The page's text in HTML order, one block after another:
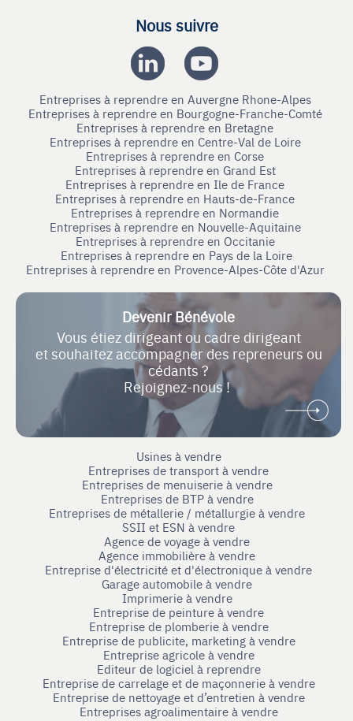
Nous suivre
Entreprises à reprendre en Auvergne Rhone-Alpes
Entreprises à reprendre en Bourgogne-Franche-Comté
Entreprises à reprendre en Bretagne
Entreprises à reprendre en Centre-Val de Loire
Entreprises à reprendre en Corse
Entreprises à reprendre en Grand Est
Entreprises à reprendre en Ile de France
Entreprises à reprendre en Hauts-de-France
Entreprises à reprendre en Normandie
Entreprises à reprendre en Nouvelle-Aquitaine
Entreprises à reprendre en Occitanie
Entreprises à reprendre en Pays de la Loire
Entreprises à reprendre en Provence-Alpes-Côte d'Azur
Devenir Bénévole
Vous étiez dirigeant ou cadre dirigeant
et souhaitez accompagner des repreneurs ou
cédants ?
Rejoignez-nous !
Usines à vendre
Entreprises de transport à vendre
Entreprises de menuiserie à vendre
Entreprises de BTP à vendre
Entreprises de métallerie / métallurgie à vendre
SSII et ESN à vendre
Agence de voyage à vendre
Agence immobilière à vendre
Entreprise d'électricité et d'électronique à vendre
Garage automobile à vendre
Imprimerie à vendre
Entreprise de peinture à vendre
Entreprise de plomberie à vendre
Entreprise de publicite, marketing à vendre
Entreprise agricole à vendre
Editeur de logiciel à reprendre
Entreprise de carrelage et de maçonnerie à vendre
Entreprise de nettoyage et d’entretien à vendre
Entreprises agroalimentaire à vendre